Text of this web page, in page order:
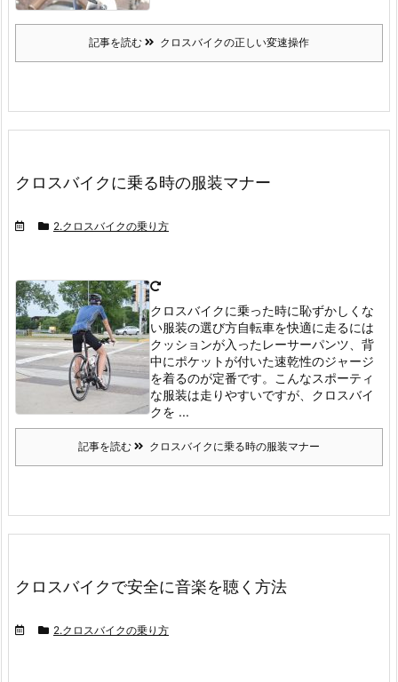
記事を読む クロスバイクの正しい変速操作
クロスバイクに乗る時の服装マナー
2.クロスバイクの乗り方
クロスバイクに乗った時に恥ずかしくな
い服装の選び方自転車を快適に走るには
クッションが入ったレーサーパンツ、背
中にポケットが付いた速乾性のジャージ
を着るのが定番です。
こんなスポーティ
な服装は走りやすいですが、クロスバイ
クを ...
記事を読む クロスバイクに乗る時の服装マナー
クロスバイクで安全に音楽を聴く方法
2.クロスバイクの乗り方